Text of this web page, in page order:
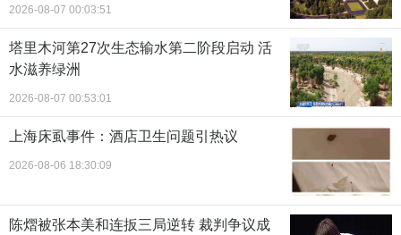
2026-08-07 00:03:51
塔里木河第27次生态输水第二阶段启动 活
水滋养绿洲
2026-08-07 00:53:01
上海床虱事件：酒店卫生问题引热议
2026-08-06 18:30:09
陈熠被张本美和连扳三局逆转 裁判争议成